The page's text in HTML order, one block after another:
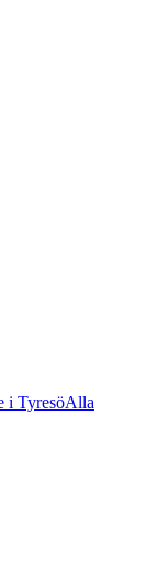
i TyresöAlla